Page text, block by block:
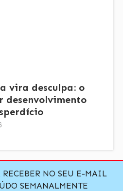
vira desculpa: o
desenvolvimento
RECEBER NO SEU E-MAIL
SEMANALMENTE